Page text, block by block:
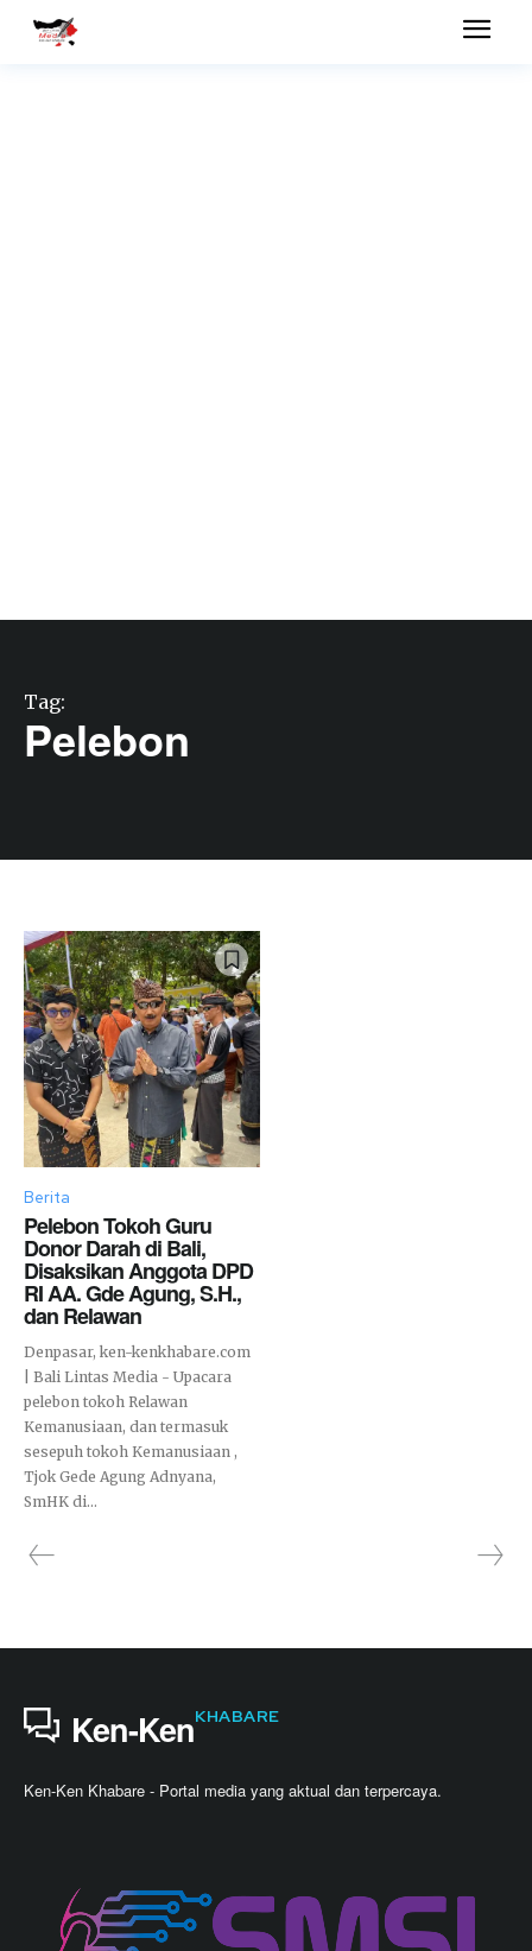
Tag:
Pelebon
Berita
Pelebon Tokoh Guru
Donor Darah di Bali,
Disaksikan Anggota DPD
RI AA. Gde Agung, S.H.,
dan Relawan
Denpasar, ken-kenkhabare.com
| Bali Lintas Media - Upacara
pelebon tokoh Relawan
Kemanusiaan, dan termasuk
sesepuh tokoh Kemanusiaan ,
Tjok Gede Agung Adnyana,
SmHK di...
Ken-KenKHABARE
Ken-Ken Khabare - Portal media yang aktual dan terpercaya.